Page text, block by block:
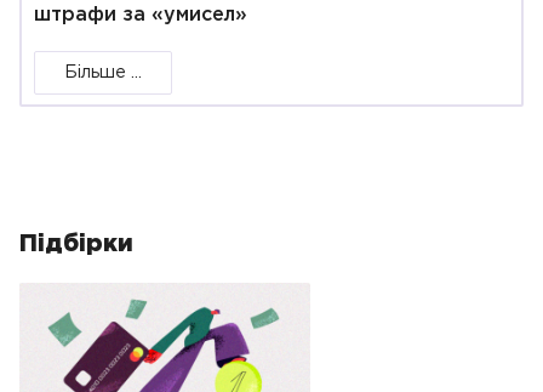
штрафи за «умисел»
Більше ...
Підбірки